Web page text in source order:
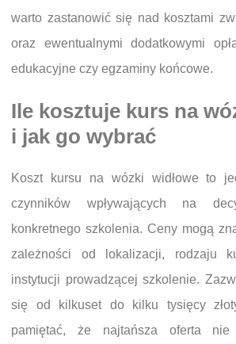
warto zastanowić się nad kosztami
oraz ewentualnymi dodatkowymi
edukacyjne czy egzaminy końcowe.
Ile kosztuje kurs na
i jak go wybrać
Koszt kursu na wózki widłowe to
czynników wpływających na
konkretnego szkolenia. Ceny mogą
zależności od lokalizacji, rodzaju
instytucji prowadzącej szkolenie.
się od kilkuset do kilku tysięcy
pamiętać, że najtańsza oferta nie